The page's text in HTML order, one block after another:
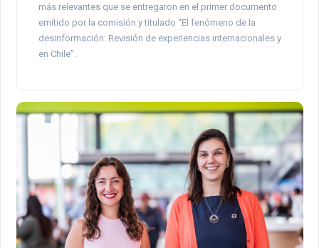
más relevantes que se entregaron en el primer documento
emitido por la comisión y titulado “El fenómeno de la
desinformación: Revisión de experiencias internacionales y
en Chile”.